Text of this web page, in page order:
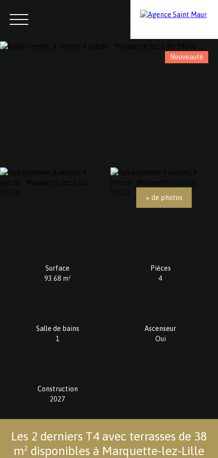
Nouveauté
+ de photos
Surface
93.68 m²
Pièces
4
Salle de bains
1
Ascenseur
Oui
Construction
2027
Les 2 derniers T4 avec terrasses de 38
m² disponibles à Marquette-lez-Lille